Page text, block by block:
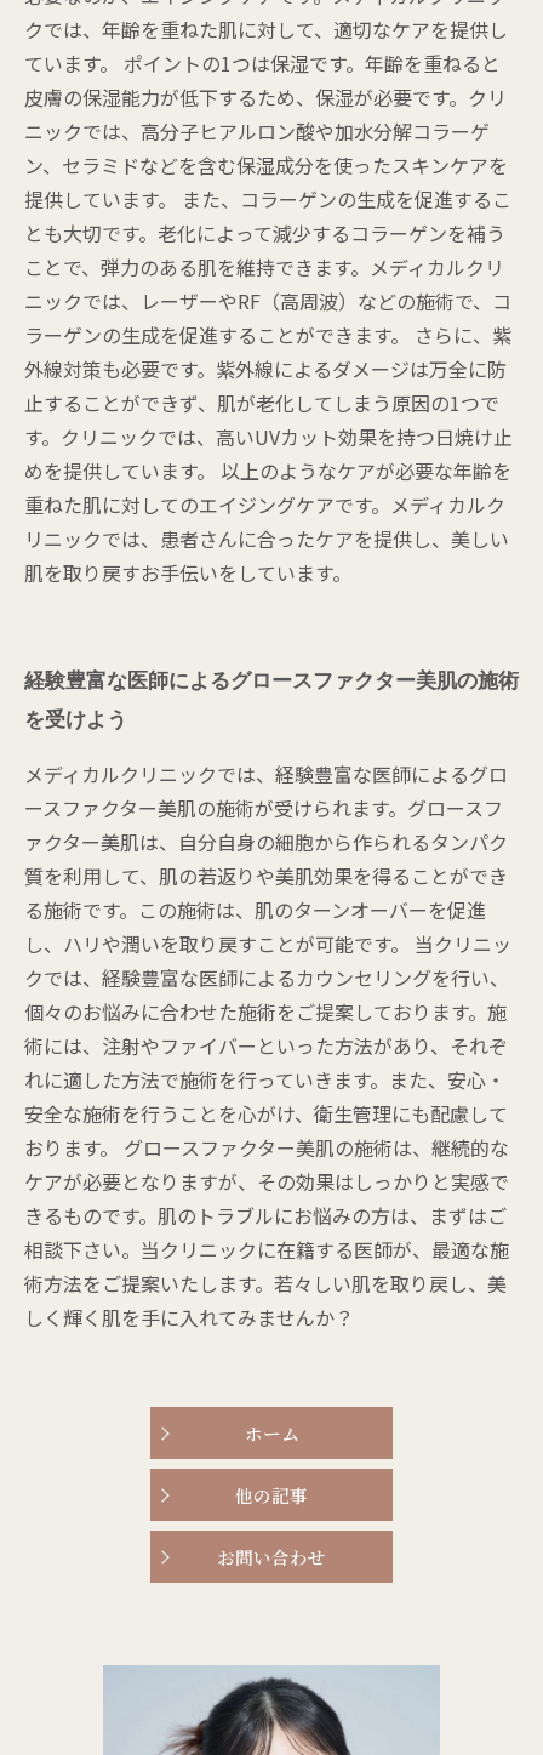
クでは、年齢を重ねた肌に対して、適切なケアを提供し
ています。 ポイントの1つは保湿です。年齢を重ねると
皮膚の保湿能力が低下するため、保湿が必要です。クリ
ニックでは、高分子ヒアルロン酸や加水分解コラーゲ
ン、セラミドなどを含む保湿成分を使ったスキンケアを
提供しています。 また、コラーゲンの生成を促進するこ
とも大切です。老化によって減少するコラーゲンを補う
ことで、弾力のある肌を維持できます。メディカルクリ
ニックでは、レーザーやRF（高周波）などの施術で、コ
ラーゲンの生成を促進することができます。 さらに、紫
外線対策も必要です。紫外線によるダメージは万全に防
止することができず、肌が老化してしまう原因の1つで
す。クリニックでは、高いUVカット効果を持つ日焼け止
めを提供しています。 以上のようなケアが必要な年齢を
重ねた肌に対してのエイジングケアです。メディカルク
リニックでは、患者さんに合ったケアを提供し、美しい
肌を取り戻すお手伝いをしています。
経験豊富な医師によるグロースファクター美肌の施術
を受けよう
メディカルクリニックでは、経験豊富な医師によるグロ
ースファクター美肌の施術が受けられます。グロースフ
ァクター美肌は、自分自身の細胞から作られるタンパク
質を利用して、肌の若返りや美肌効果を得ることができ
る施術です。この施術は、肌のターンオーバーを促進
し、ハリや潤いを取り戻すことが可能です。 当クリニッ
クでは、経験豊富な医師によるカウンセリングを行い、
個々のお悩みに合わせた施術をご提案しております。施
術には、注射やファイバーといった方法があり、それぞ
れに適した方法で施術を行っていきます。また、安心・
安全な施術を行うことを心がけ、衛生管理にも配慮して
おります。 グロースファクター美肌の施術は、継続的な
ケアが必要となりますが、その効果はしっかりと実感で
きるものです。肌のトラブルにお悩みの方は、まずはご
相談下さい。当クリニックに在籍する医師が、最適な施
術方法をご提案いたします。若々しい肌を取り戻し、美
しく輝く肌を手に入れてみませんか？
ホーム
他の記事
お問い合わせ